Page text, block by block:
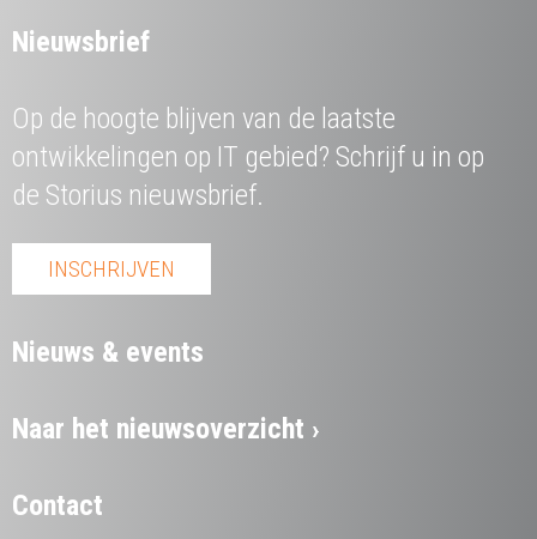
Nieuwsbrief
Op de hoogte blijven van de laatste
ontwikkelingen op IT gebied? Schrijf u in op
de Storius nieuwsbrief.
INSCHRIJVEN
Nieuws & events
Naar het nieuwsoverzicht
Contact